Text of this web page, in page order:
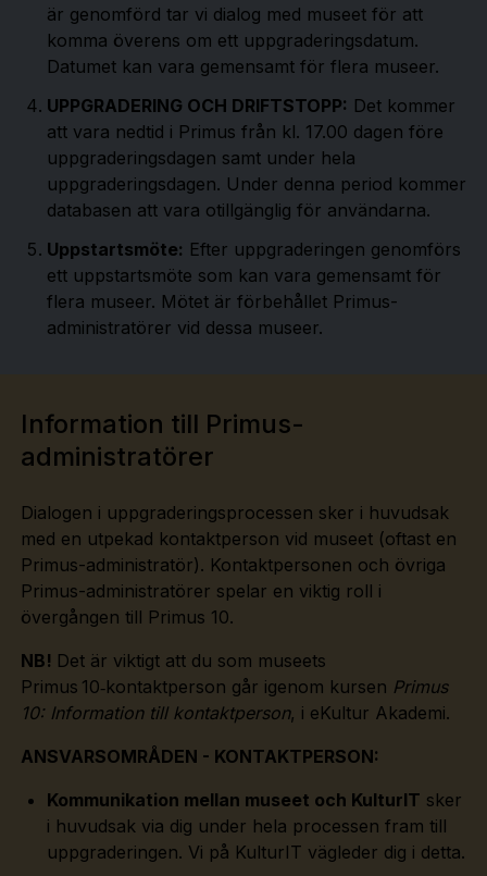
är genomförd tar vi dialog med museet för att
komma överens om ett uppgraderingsdatum.
Datumet kan vara gemensamt för flera museer.
UPPGRADERING OCH DRIFTSTOPP: Det kommer
att vara nedtid i Primus från kl. 17.00 dagen före
uppgraderingsdagen samt under hela
uppgraderingsdagen. Under denna period kommer
databasen att vara otillgänglig för användarna.
Uppstartsmöte: Efter uppgraderingen genomförs
ett uppstartsmöte som kan vara gemensamt för
flera museer. Mötet är förbehållet Primus-
administratörer vid dessa museer.
Information till Primus-
administratörer
Dialogen i uppgraderingsprocessen sker i huvudsak
med en utpekad kontaktperson vid museet (oftast en
Primus-administratör). Kontaktpersonen och övriga
Primus-administratörer spelar en viktig roll i
övergången till Primus 10.
NB! Det är viktigt att du som museets
Primus 10‑kontaktperson går igenom kursen Primus
10: Information till kontaktperson, i eKultur Akademi.
ANSVARSOMRÅDEN - KONTAKTPERSON:
Kommunikation mellan museet och KulturIT sker
i huvudsak via dig under hela processen fram till
uppgraderingen. Vi på KulturIT vägleder dig i detta.